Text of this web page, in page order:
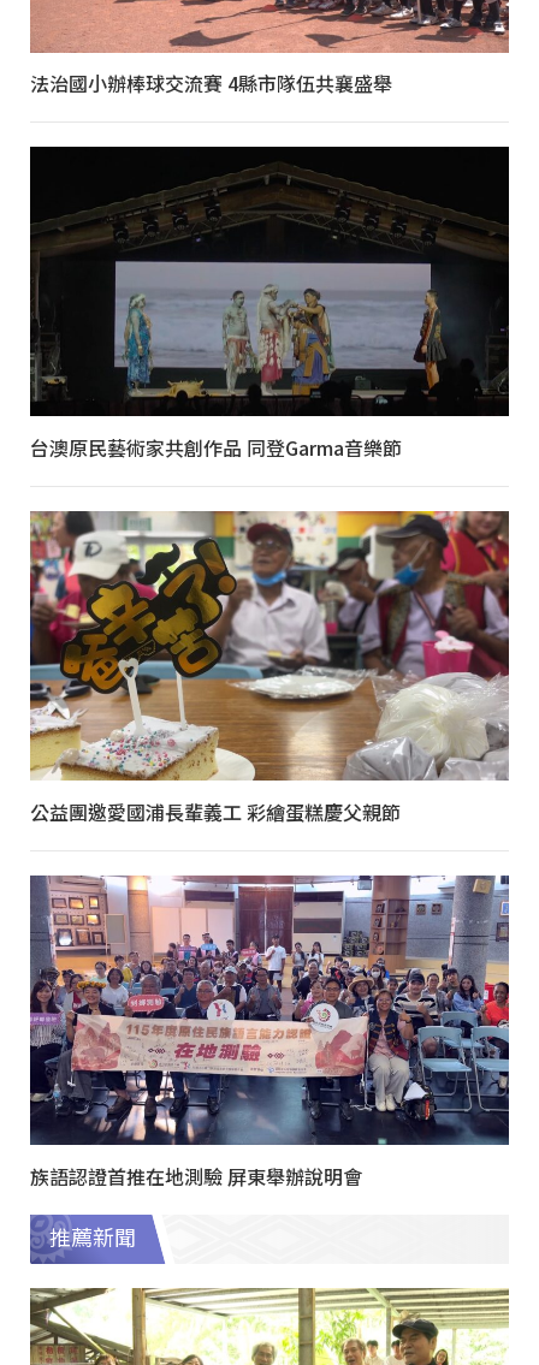
法治國小辦棒球交流賽 4縣市隊伍共襄盛舉
台澳原民藝術家共創作品 同登Garma音樂節
公益團邀愛國浦長輩義工 彩繪蛋糕慶父親節
族語認證首推在地測驗 屏東舉辦說明會
推薦新聞